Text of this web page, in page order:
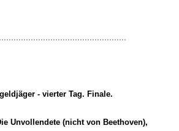
- vierter Tag. Finale.
Unvollendete (nicht von Beethoven),